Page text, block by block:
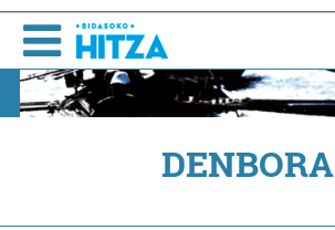
DENBORA